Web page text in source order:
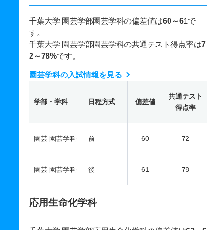
千葉大学 園芸学部園芸学科の偏差値は60～61で
す。
千葉大学 園芸学部園芸学科の共通テスト得点率は7
2～78%です。
園芸学科の入試情報を見る
学部・学科 日程方式 偏差値
共通テスト
得点率
園芸 園芸学科 前 60 72
園芸 園芸学科 後 61 78
応用生命化学科